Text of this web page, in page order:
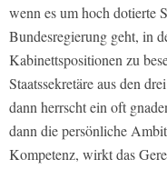
wenn es um hoch dotierte
Bundesregierung geht, in
Kabinettspositionen zu
Staatssekretäre aus den
dann herrscht ein oft
dann die persönliche
Kompetenz, wirkt das